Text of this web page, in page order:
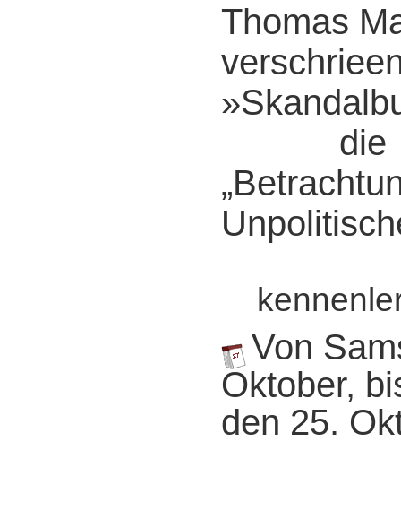
Thomas
die
Von
Oktober,
den 25.